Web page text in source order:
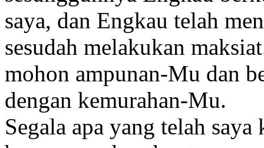
saya, dan Engkau telah
sesudah melakukan
mohon ampunan-Mu dan
dengan kemurahan-Mu.
Segala apa yang telah